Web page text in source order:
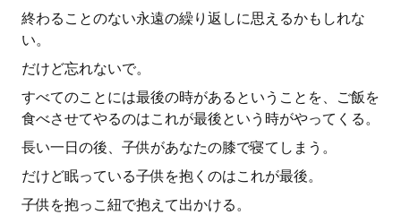
終わることのない永遠の繰り返しに思えるかもしれな
い。
だけど忘れないで。
すべてのことには最後の時があるということを、ご飯を
食べさせてやるのはこれが最後という時がやってくる。
長い一日の後、子供があなたの膝で寝てしまう。
だけど眠っている子供を抱くのはこれが最後。
子供を抱っこ紐で抱えて出かける。